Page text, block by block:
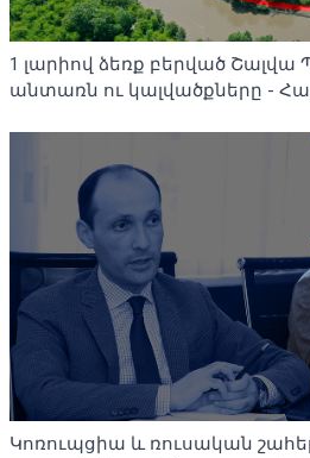
1 լարիով ձեռք բերված Շալվա
անտառն ու կալվածքները -
Կոռուպցիա և ռուսական